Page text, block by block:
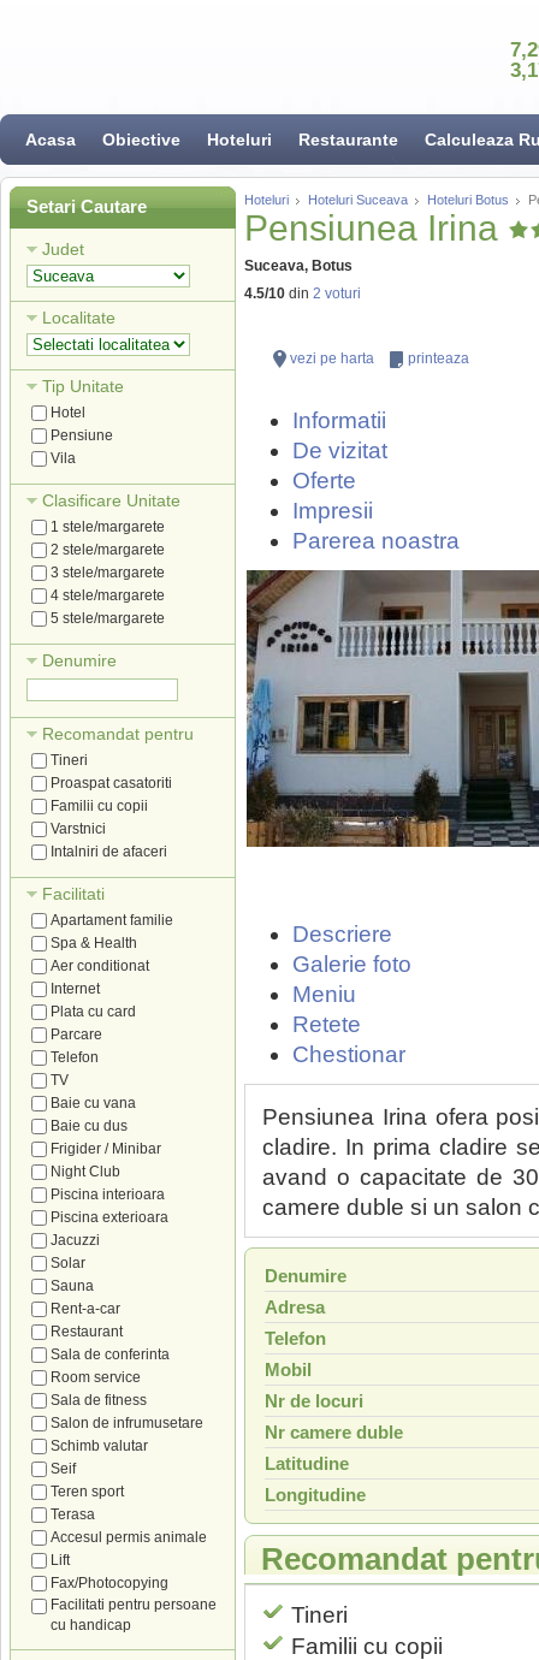
Acasa Obiective Hoteluri Restaurante Calculeaza
Setari Cautare
Judet
Localitate
Tip Unitate
Hotel
Pensiune
Vila
Clasificare Unitate
1 stele/margarete
2 stele/margarete
3 stele/margarete
4 stele/margarete
5 stele/margarete
Denumire
Recomandat pentru
Tineri
Proaspat casatoriti
Familii cu copii
Varstnici
Intalniri de afaceri
Facilitati
Apartament familie
Spa & Health
Aer conditionat
Internet
Plata cu card
Parcare
Telefon
TV
Baie cu vana
Baie cu dus
Frigider / Minibar
Night Club
Piscina interioara
Piscina exterioara
Jacuzzi
Solar
Sauna
Rent-a-car
Restaurant
Sala de conferinta
Room service
Sala de fitness
Salon de infrumusetare
Schimb valutar
Seif
Teren sport
Terasa
Accesul permis animale
Lift
Fax/Photocopying
Facilitati pentru persoane
cu handicap
Hoteluri Hoteluri Suceava Hoteluri Botus
Pensiunea Irina
Suceava, Botus
4.5/10 din 2 voturi
vezi pe harta printeaza
Informatii
De vizitat
Oferte
Impresii
Parerea noastra
Descriere
Galerie foto
Meniu
Retete
Chestionar
Pensiunea Irina ofera
cladire. In prima cladire
avand o capacitate de
camere duble si un salon
Denumire
Adresa
Telefon
Mobil
Nr de locuri
Nr camere duble
Latitudine
Longitudine
Recomandat
Tineri
Familii cu copii